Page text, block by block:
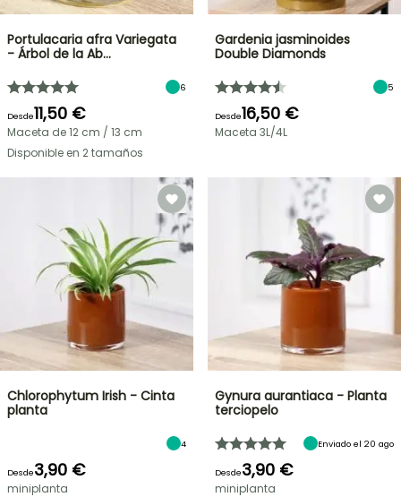
Portulacaria afra Variegata
- Árbol de la Ab…
6
Desde11,50 €
Maceta de 12 cm / 13 cm
Disponible en 2 tamaños
Gardenia jasminoides
Double Diamonds
5
Desde16,50 €
Maceta 3L/4L
Chlorophytum Irish - Cinta
planta
4
Desde3,90 €
miniplanta
Gynura aurantiaca - Planta
terciopelo
Enviado el 20 ago
Desde3,90 €
miniplanta